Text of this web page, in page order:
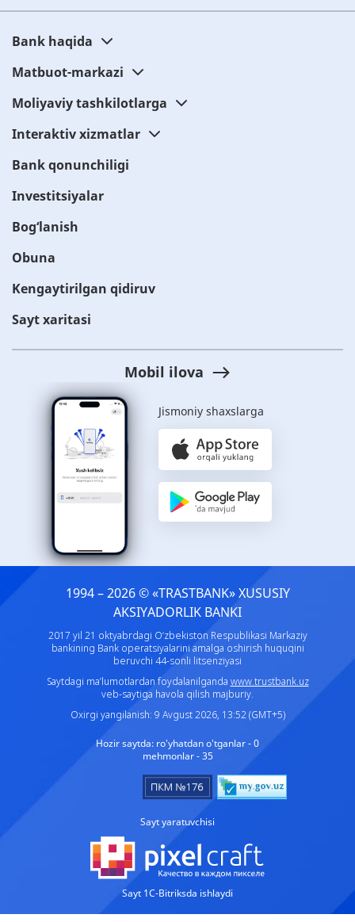
Bank haqida
Matbuot-markazi
Moliyaviy tashkilotlarga
Interaktiv xizmatlar
Bank qonunchiligi
Investitsiyalar
Bog‘lanish
Obuna
Kengaytirilgan qidiruv
Sayt xaritasi
Mobil ilova
Jismoniy shaxslarga
1994 – 2026 © «TRASTBANK» ХUSUSIY
AKSIYADORLIK BANKI
2017 yil 21 oktyabrdagi O‘zbekiston Respublikasi Markaziy
bankining Bank operatsiyalarini amalga oshirish huquqini
beruvchi 44-sonli litsenziyasi
Saytdagi ma’lumotlardan foydalanilganda www.trustbank.uz
veb-saytiga havola qilish majburiy.
Oxirgi yangilanish: 9 Avgust 2026, 13:52 (GMT+5)
Hozir saytda: ro'yhatdan o'tganlar - 0
mehmonlar - 35
Sayt yaratuvchisi
Sayt 1C-Bitriksda ishlaydi